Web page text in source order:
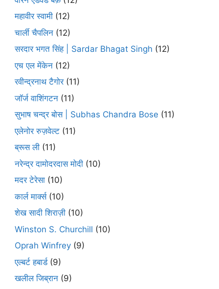
महावीर स्वामी (12)
चार्ली चैपलिन (12)
सरदार भगत सिंह | Sardar Bhagat Singh (12)
एच एल मेंकेन (12)
रवीन्द्रनाथ टैगोर(11)
जॉर्ज वाशिंगटन (11)
सुभाष चन्द्र बोस | Subhas Chandra Bose (11)
एलेनोर रुज़वेल्ट (11)
ब्रूस ली (11)
नरेन्द्र दामोदरदास मोदी (10)
मदर टेरेसा (10)
कार्ल मार्क्स(10)
शेख सादी शिराज़ी (10)
Winston S. Churchill (10)
Oprah Winfrey (9)
एल्बर्ट हबार्ड(9)
खलील जिब्रान (9)